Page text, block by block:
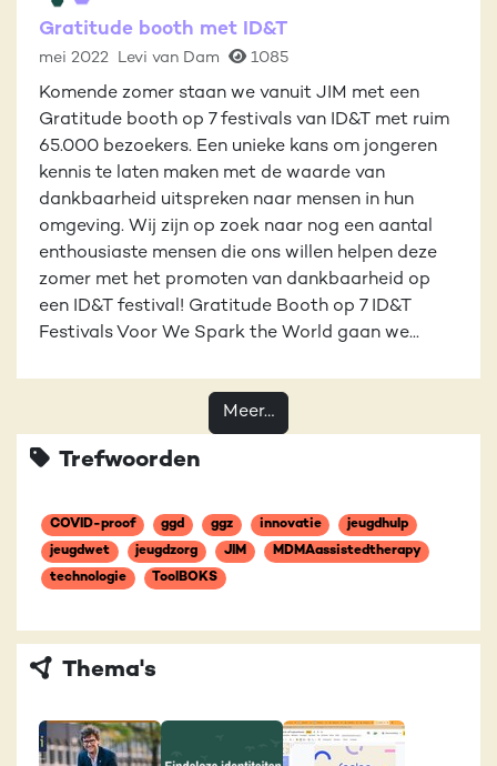
Gratitude booth met ID&T
mei 2022 Levi van Dam 1085
Komende zomer staan we vanuit JIM met een
Gratitude booth op 7 festivals van ID&T met ruim
65.000 bezoekers. Een unieke kans om jongeren
kennis te laten maken met de waarde van
dankbaarheid uitspreken naar mensen in hun
omgeving. Wij zijn op zoek naar nog een aantal
enthousiaste mensen die ons willen helpen deze
zomer met het promoten van dankbaarheid op
een ID&T festival! Gratitude Booth op 7 ID&T
Festivals Voor We Spark the World gaan we...
Meer…
Trefwoorden
COVID-proof ggd ggz innovatie
jeugdhulp
jeugdwet
jeugdzorg JIM
MDMAassistedtherapy
technologie
ToolBOKS
Thema's